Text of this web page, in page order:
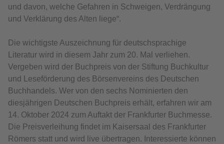
und davon, welche Gefahren in Schweigen, Verdrängung
und Verklärung des Alten liege“.
Die wichtigste Auszeichnung für deutschsprachige
Literatur wird in diesem Jahr zum 20. Mal verliehen.
Vergeben wird der Buchpreis von der Stiftung Buchkultur
und Leseförderung des Börsenvereins des Deutschen
Buchhandels. Wer von den sechs Nominierten den
diesjährigen Deutschen Buchpreis erhält, erfahren wir am
14. Oktober 2024 zum Auftakt der Frankfurter Buchmesse.
Die Preisverleihung findet im Kaisersaal des Frankfurter
Römers statt und wird live übertragen. Interessierte können